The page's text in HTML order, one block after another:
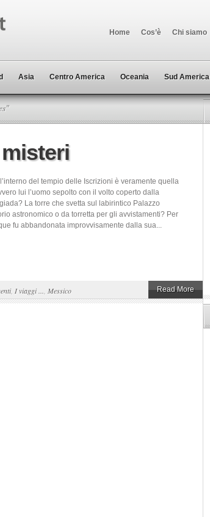
Home Cos’è Chi siamo
Asia Centro America Oceania Sud America
del tempio delle Iscrizioni è veramente quella
lui l’uomo sepolto con il volto coperto dalla
La torre che svetta sul labirintico Palazzo
astronomico o da torretta per gli avvistamenti? Per
fu abbandonata improvvisamente dalla sua...
, I viaggi ... Messico Read More